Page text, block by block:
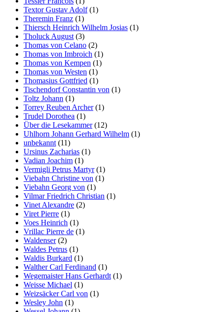
Textor Gustav Adolf(1)
Theremin Franz (1)
Thiersch Heinrich Wilhelm Josias (1)
Tholuck August (3)
Thomas von Celano (2)
Thomas von Imbroich (1)
Thomas von Kempen (1)
Thomas von Westen (1)
Thomasius Gottfried (1)
Tischendorf Constantin von (1)
Toltz Johann (1)
Torrey Reuben Archer(1)
Trudel Dorothea (1)
Über die Lesekammer(12)
Uhlhorn Johann Gerhard Wilhelm (1)
unbekannt (11)
Ursinus Zacharias (1)
Vadian Joachim (1)
Vermigli Petrus Martyr(1)
Viebahn Christine von (1)
Viebahn Georg von (1)
Vilmar Friedrich Christian (1)
Vinet Alexandre (2)
Viret Pierre (1)
Voes Heinrich (1)
Vrillac Pierre de (1)
Waldenser(2)
Waldes Petrus (1)
Waldis Burkard (1)
Walther Carl Ferdinand (1)
Wegemaister Hans Gerhardt (1)
Weisse Michael (1)
Weizsäcker Carl von (1)
Wesley John (1)